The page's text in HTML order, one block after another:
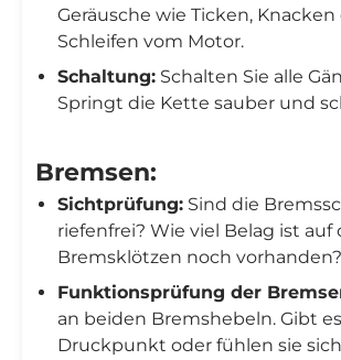
Geräusche wie Ticken, Knacken
Schleifen vom Motor.
Schaltung: Schalten Sie alle
Springt die Kette sauber und
Bremsen:
Sichtprüfung: Sind die
riefenfrei? Wie viel Belag ist auf
Bremsklötzen noch vorhanden?
Funktionsprüfung der
an beiden Bremshebeln. Gibt
Druckpunkt oder fühlen sie